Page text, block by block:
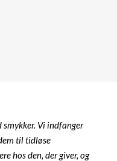
smykker. Vi indfanger
til tidløse
hos den, der giver, og